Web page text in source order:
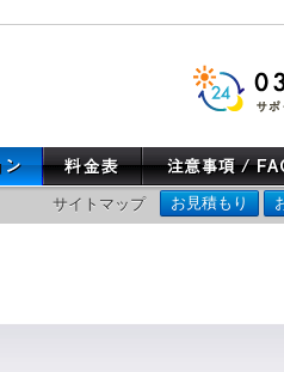
お見積もり
サイトマップ